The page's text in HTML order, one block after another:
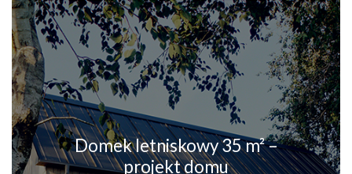
Domek letniskowy 35 m² –
projekt domu